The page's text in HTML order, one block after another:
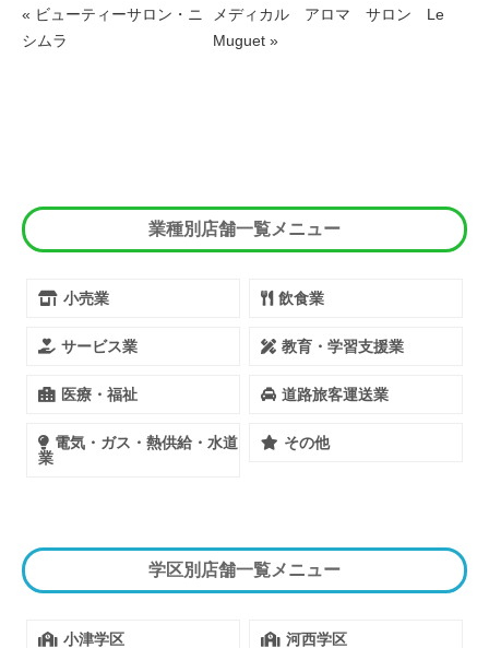
« ビューティーサロン・ニ
シムラ
メディカル アロマ サロン Le
Muguet »
業種別店舗一覧メニュー
小売業 飲食業
サービス業 教育・学習支援業
医療・福祉 道路旅客運送業
電気・ガス・熱供給・水道
業
その他
学区別店舗一覧メニュー
小津学区 河西学区